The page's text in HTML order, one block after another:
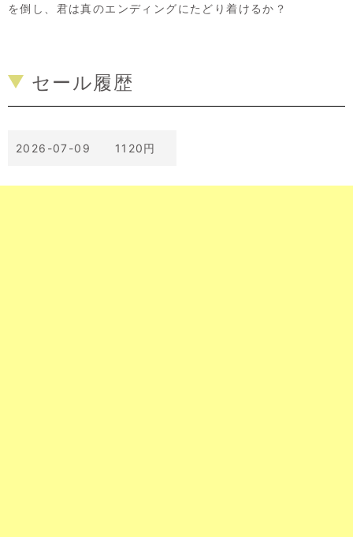
を倒し、君は真のエンディングにたどり着けるか？
セール履歴
2026-07-09 1120円